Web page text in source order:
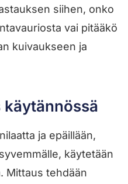
siihen, onko
vai pitääkö
kuivaukseen ja
käytännössä
ja epäillään,
käytetään
Mittaus tehdään